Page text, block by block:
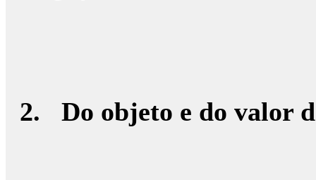
2. Do objeto e do valor